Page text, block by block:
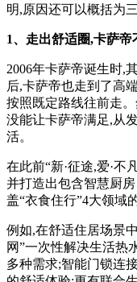
明,原因还可以概括为
1、走出舒适圈,卡萨帝
2006年卡萨帝诞生时,
后,卡萨帝也走到了高
按照既定路线往前走
没能让卡萨帝满足,从
活。
在此前“新·征途,爱·不
并打造出包含智慧厨
盖“衣食住行”4大领域
例如,在舒适住居场景
网”一次性解决生活热
多种需求;智能门锁连